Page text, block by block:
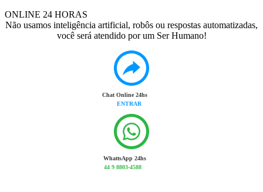
ONLINE 24 HORAS
Não usamos inteligência artificial, robôs ou respostas automatizadas,
você será atendido por um Ser Humano!
Chat Online 24hs
ENTRAR
WhattsApp 24hs
44 9 8803-4588